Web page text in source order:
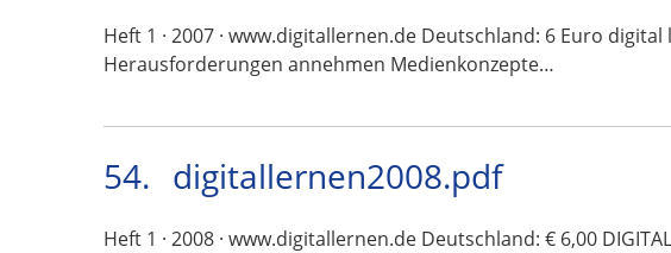
Heft 1 · 2007 · www.digitallernen.de Deutschland: 6 Euro
Herausforderungen annehmen Medienkonzepte…
54. digitallernen2008.pdf
Heft 1 · 2008 · www.digitallernen.de Deutschland: € 6,00